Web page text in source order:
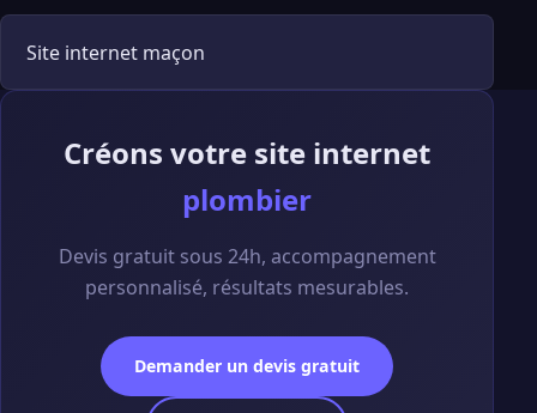
Site internet maçon
Créons votre site internet
plombier
Devis gratuit sous 24h, accompagnement
personnalisé, résultats mesurables.
Demander un devis gratuit